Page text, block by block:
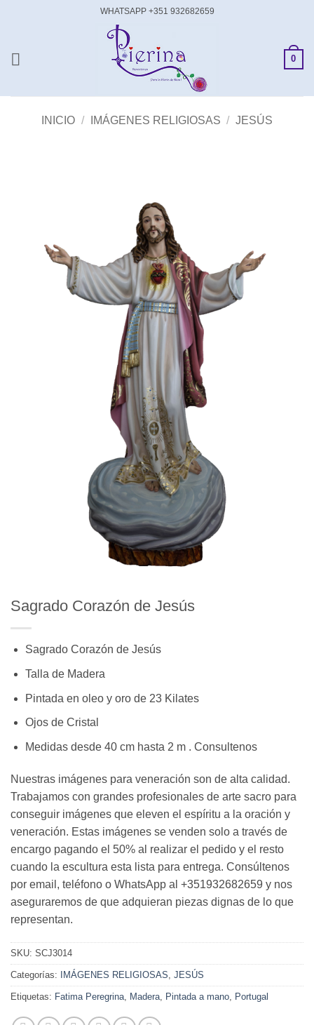
WHATSAPP +351 932682659
0
INICIO / IMÁGENES RELIGIOSAS / JESÚS
Sagrado Corazón de Jesús
Sagrado Corazón de Jesús
Talla de Madera
Pintada en oleo y oro de 23 Kilates
Ojos de Cristal
Medidas desde 40 cm hasta 2 m . Consultenos
Nuestras imágenes para veneración son de alta calidad.
Trabajamos con grandes profesionales de arte sacro para
conseguir imágenes que eleven el espíritu a la oración y
veneración. Estas imágenes se venden solo a través de
encargo pagando el 50% al realizar el pedido y el resto
cuando la escultura esta lista para entrega. Consúltenos
por email, teléfono o WhatsApp al +351932682659 y nos
aseguraremos de que adquieran piezas dignas de lo que
representan.
SKU: SCJ3014
Categorías: IMÁGENES RELIGIOSAS, JESÚS
Etiquetas: Fatima Peregrina, Madera, Pintada a mano, Portugal